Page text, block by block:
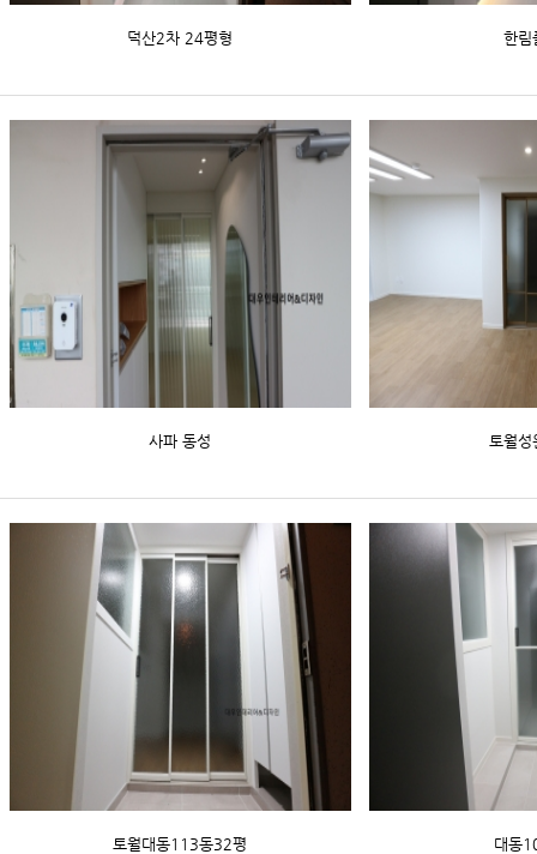
덕산2차 24평형 한림
사파 동성 토월성
토월대동113동32평 대동